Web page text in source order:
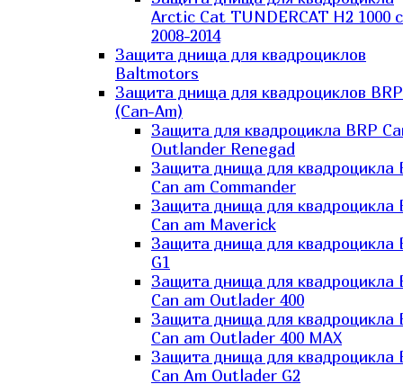
Arctic Cat TUNDERCAT H2 1000 c
2008-2014
Защита днища для квадроциклов
Baltmotors
Защита днища для квадроциклов BRP
(Can-Am)
Защита для квадроцикла BRP
Outlander Renegad
Защита днища для квадроцикла
Can am Commander
Защита днища для квадроцикла
Can am Maverick
Защита днища для квадроцикла
G1
Защита днища для квадроцикла
Can am Outlader 400
Защита днища для квадроцикла
Can am Outlader 400 MAX
Защита днища для квадроцикла
Can Аm Outlader G2